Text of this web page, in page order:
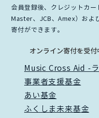
会員登録後、クレジットカー
Master、JCB、Amex）およ
寄付ができます。
オンライン寄付を受付
Music Cross Aid -
事業者支援基金
あい基金
ふくしま未来基金